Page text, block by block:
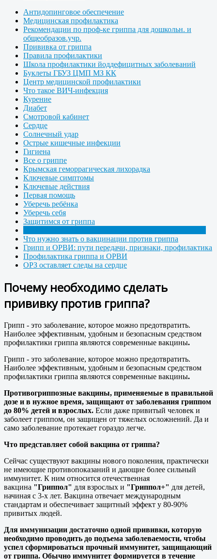
Антидопинговое обеспечение
Медицинская профилактика
Рекомендации по проф-ке гриппа для дошкольн. и
общеобразов.учр.
Прививка от гриппа
Правила профилактики
Школа профилактики йоддефицитных заболеваний
Буклеты ГБУЗ ЦМП МЗ КК
Центр медицинской профилактики
Что такое ВИЧ-инфекция
Курение
Диабет
Смотровой кабинет
Сердце
Солнечный удар
Острые кишечные инфекции
Гигиена
Все о гриппе
Крымская геморрагическая лихорадка
Ключевые симптомы
Ключевые действия
Первая помощь
Уберечь ребёнка
Уберечь себя
Защитимся от гриппа
Что нужно знать о вакцинации против гриппа
Грипп и ОРВИ: пути передачи, признаки, профилактика
Профилактика гриппа и ОРВИ
ОРЗ оставляет следы на сердце
Почему необходимо сделать
прививку против гриппа?
Грипп - это заболевание, которое можно предотвратить.
Наиболее эффективным, удобным и безопасным средством
профилактики гриппа являются современные вакцины.
Грипп - это заболевание, которое можно предотвратить.
Наиболее эффективным, удобным и безопасным средством
профилактики гриппа являются современные вакцины.
Противогриппозные вакцины, применяемые в правильной
дозе и в нужное время, защищают от заболевания гриппом
до 80% детей и взрослых. Если даже привитый человек и
заболеет гриппом, он защищен от тяжелых осложнений. Да и
само заболевание протекает гораздо легче.
Что представляет собой вакцина от гриппа?
Сейчас существуют вакцины нового поколения, практически
не имеющие противопоказаний и дающие более сильный
иммунитет. К ним относится отечественная
вакцина "Гриппол" для взрослых и "Гриппол+" для детей,
начиная с 3-х лет. Вакцина отвечает международным
стандартам и обеспечивает защитный эффект у 80-90%
привитых людей.
Для иммунизации достаточно одной прививки, которую
необходимо проводить до подъема заболеваемости, чтобы
успел сформироваться прочный иммунитет, защищающий
от гриппа. Обычно иммунитет формируется в течение